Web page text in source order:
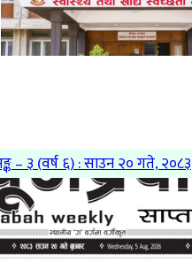
– ३ (वर्ष ६) : साउन २० गते, २०८३